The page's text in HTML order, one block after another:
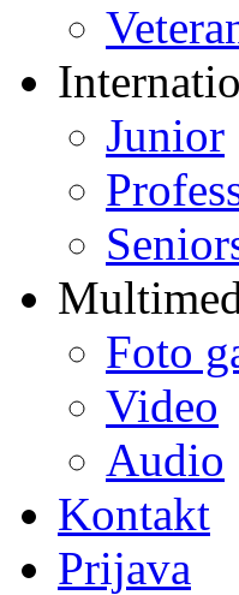
Junior
Foto
Video
Audio
Kontakt
Prijava